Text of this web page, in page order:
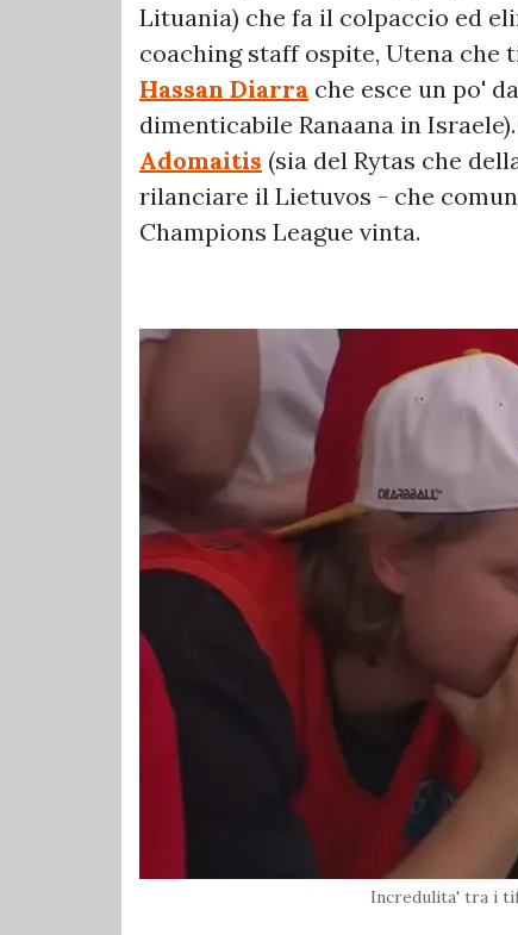
Lituania) che fa il colpaccio ed
coaching staff ospite, Utena che
Hassan Diarra che esce un po'
dimenticabile Ranaana in Israele).
Adomaitis (sia del Rytas che
rilanciare il Lietuvos - che
Champions League vinta.
Incredulita' tra i